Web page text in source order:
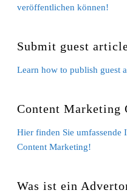
veröffentlichen können!
Submit guest
Learn how to publish guest
Content Marketing
Hier finden Sie umfassende
Content Marketing!
Was ist ein